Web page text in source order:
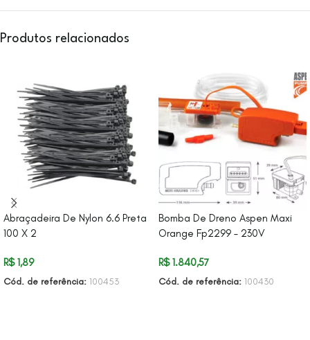
Produtos relacionados
Abraçadeira De Nylon 6.6 Preta
100 X 2
R$1,89
Cód. de referência: 100453
Bomba De Dreno Aspen Maxi
Orange Fp2299 – 230V
R$1.840,57
Cód. de referência: 100430